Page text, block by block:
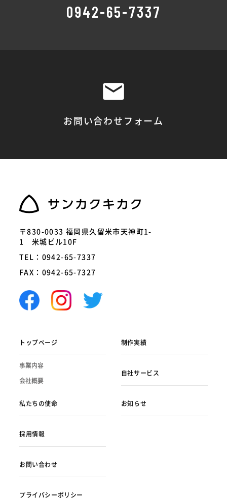
0942-65-7337
お問い合わせフォーム
〒830-0033 福岡県久留米市天神町1-
1 米城ビル10F
TEL：0942-65-7337
FAX：0942-65-7327
トップページ
事業内容
会社概要
私たちの使命
制作実績
自社サービス
お知らせ
採用情報
お問い合わせ
プライバシーポリシー